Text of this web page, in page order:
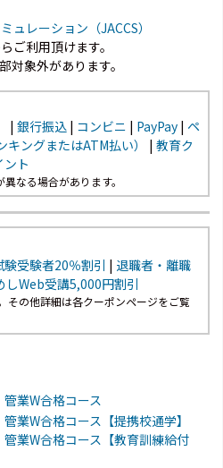
ュレーション（JACCS）
ご利用頂けます。
象外があります。
| 銀行振込 | コンビニ | PayPay | ペ
ングまたはATM払い）
| 教育ク
ント
なる場合があります。
験受験者20％割引 | 退職者・離職
しWeb受講5,000円割引
の他詳細は各クーポンページをご覧
業W合格コース
業W合格コース【提携校通学】
業W合格コース【教育訓練給付